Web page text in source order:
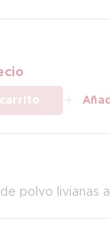
polvo livianas